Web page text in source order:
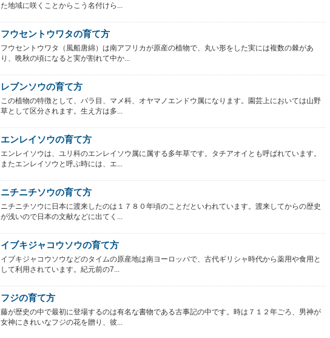
た地域に咲くことからこう名付けら...
フウセントウワタの育て方
フウセントウワタ（風船唐綿）は南アフリカが原産の植物で、丸い形をした実には複数の棘があ
り、晩秋の頃になると実が割れて中か...
レブンソウの育て方
この植物の特徴として、バラ目、マメ科、オヤマノエンドウ属になります。園芸上においては山野
草として区分されます。生え方は多...
エンレイソウの育て方
エンレイソウは、ユリ科のエンレイソウ属に属する多年草です。タチアオイとも呼ばれています。
またエンレイソウと呼ぶ時には、エ...
ニチニチソウの育て方
ニチニチソウに日本に渡来したのは１７８０年頃のことだといわれています。渡来してからの歴史
が浅いので日本の文献などに出てく...
イブキジャコウソウの育て方
イブキジャコウソウなどのタイムの原産地は南ヨーロッパで、古代ギリシャ時代から薬用や食用と
して利用されています。紀元前の7...
フジの育て方
藤が歴史の中で最初に登場するのは有名な書物である古事記の中です。時は７１２年ごろ、男神が
女神にきれいなフジの花を贈り、彼...